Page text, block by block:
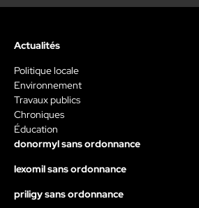
Actualités
Politique locale
Environnement
Travaux publics
Chroniques
Éducation
donormyl sans ordonnance
lexomil sans ordonnance
priligy sans ordonnance